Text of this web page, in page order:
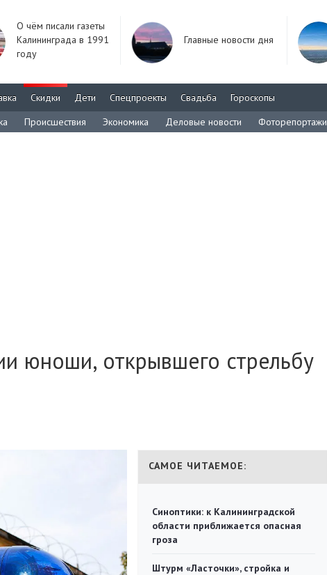
О чём писали газеты
Калининграда в 1991
году
Главные новости дня
Скидки Дети Спецпроекты Свадьба
Гороскопы
Происшествия Экономика Деловые новости Фоторепортажи
юноши, открывшего стрельбу
САМОЕ ЧИТАЕМОЕ:
Синоптики: к Калининградской
области приближается опасная
гроза
Штурм «Ласточки», стройка и